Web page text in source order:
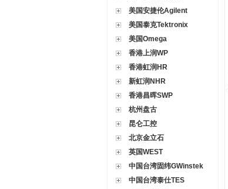
美国安捷伦Agilent
美国泰克Tektronix
美国Omega
香港上润WP
香港虹润HR
新虹润NHR
香港昌晖SWP
杭州盘古
昆仑工控
北京金立石
英国WEST
中国台湾固纬GWinstek
中国台湾泰仕TES